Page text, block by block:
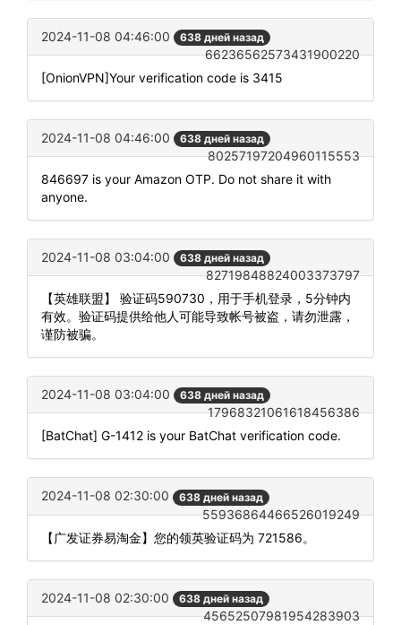
2024-11-08 04:46:00 638 дней назад
66236562573431900220
[OnionVPN]Your verification code is 3415
2024-11-08 04:46:00 638 дней назад
80257197204960115553
846697 is your Amazon OTP. Do not share it with
anyone.
2024-11-08 03:04:00 638 дней назад
82719848824003373797
【英雄联盟】 验证码590730，用于手机登录，5分钟内
有效。验证码提供给他人可能导致帐号被盗，请勿泄露，
谨防被骗。
2024-11-08 03:04:00 638 дней назад
17968321061618456386
[BatChat] G-1412 is your BatChat verification code.
2024-11-08 02:30:00 638 дней назад
55936864466526019249
【广发证券易淘金】您的领英验证码为 721586。
2024-11-08 02:30:00 638 дней назад
45652507981954283903